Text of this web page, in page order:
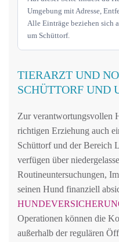
Umgebung mit Adresse,
Alle Einträge beziehen sich
um Schüttorf.
TIERARZT UND
SCHÜTTORF UND
Zur verantwortungsvollen
richtigen Erziehung auch
Schüttorf und der Bereich
verfügen über
Routineuntersuchungen,
seinen Hund finanziell
Operationen können die
außerhalb der regulären